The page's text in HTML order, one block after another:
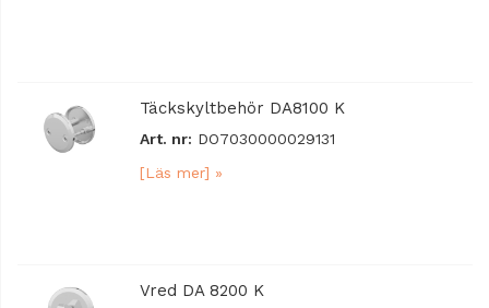
Täckskyltbehör DA8100 K
Art. nr: DO7030000029131
[Läs mer] »
Vred DA 8200 K